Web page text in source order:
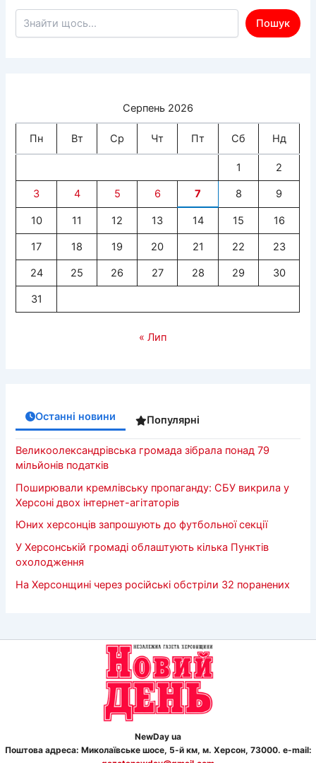
Пошук по сайту
Пошук
Серпень 2026
Пн Вт Ср Чт Пт Сб Нд
1 2
3 4 5 6 7 8 9
10 11 12 13 14 15 16
17 18 19 20 21 22 23
24 25 26 27 28 29 30
31
« Лип
Останні новини Популярні
Великоолександрівська громада зібрала понад 79
мільйонів податків
Поширювали кремлівську пропаганду: СБУ викрила у
Херсоні двох інтернет-агітаторів
Юних херсонців запрошують до футбольної секції
У Херсонській громаді облаштують кілька Пунктів
охолодження
На Херсонщині через російські обстріли 32 поранених
NewDay ua
Поштова адреса: Миколаївське шосе, 5-й км, м. Херсон, 73000. e-mail: